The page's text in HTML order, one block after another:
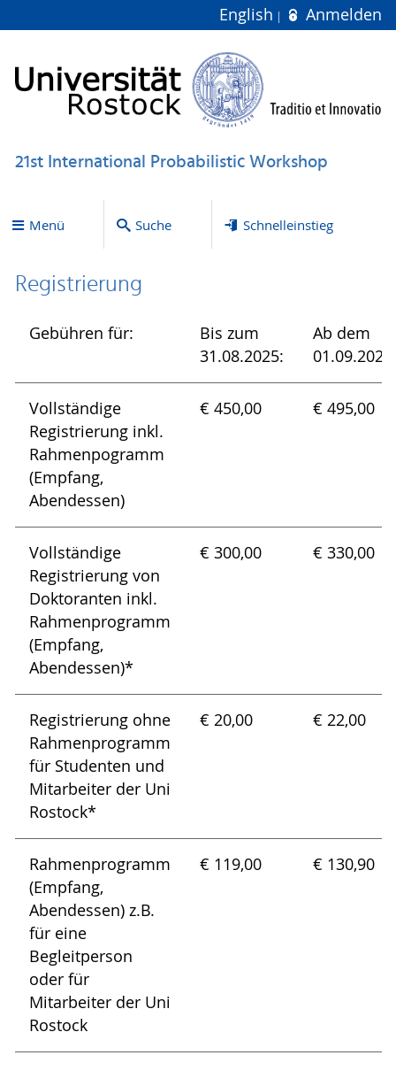
English Anmelden
21st International Probabilistic Workshop
Menü Suche Schnelleinstieg
Registrierung
Gebühren für:
Bis zum
31.08.2025:
Ab dem
01.09.2025:
Vollständige
Registrierung inkl.
Rahmenpogramm
(Empfang,
Abendessen)
€ 450,00 € 495,00
Vollständige
Registrierung von
Doktoranten inkl.
Rahmenprogramm
(Empfang,
Abendessen)*
€ 300,00 € 330,00
Registrierung ohne
Rahmenprogramm
für Studenten und
Mitarbeiter der Uni
Rostock*
€ 20,00 € 22,00
Rahmenprogramm
(Empfang,
Abendessen) z.B.
für eine
Begleitperson
oder für
Mitarbeiter der Uni
Rostock
€ 119,00 € 130,90